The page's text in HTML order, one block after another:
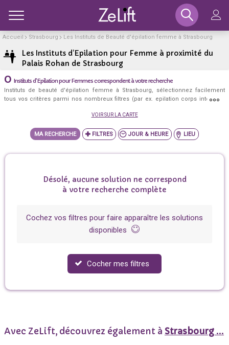
Accueil Strasbourg Les Instituts de Beauté d'épilation femme à Strasbourg
Les Instituts d’Epilation pour Femme à proximité du
Palais Rohan de Strasbourg
+ −
0 Instituts d'Epilation pour Femmes correspondent à votre recherche
Instituts de beauté d'épilation femme à Strasbourg, sélectionnez facilement
tous vos critères parmi nos nombreux filtres (par ex. epilation corps intégrale,
ou encore au centre ville, lundi, après 19h, ...) et découvrez les meilleurs
exactement à votre besoin!
VOIR SUR LA CARTE
MA RECHERCHE JOUR & HEURE LIEU
Désolé, aucune solution ne correspond
à votre recherche complète
Cochez vos filtres pour faire apparaître les solutions
disponibles
Cocher mes filtres
Avec ZeLift, découvrez également à Strasbourg ...